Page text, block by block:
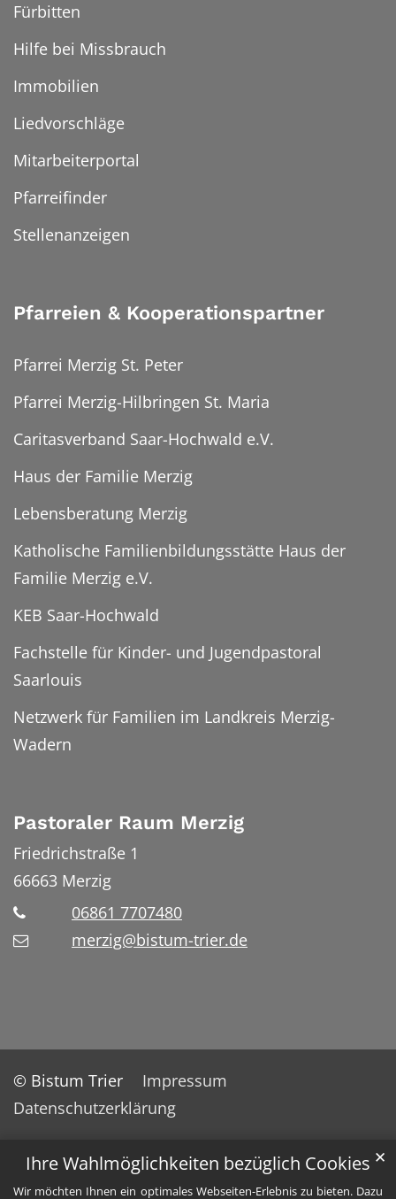
Ihre Wahlmöglichkeiten bezüglich Cookies
Wir möchten Ihnen ein optimales Webseiten-Erlebnis zu bieten. Dazu
✕
Fürbitten
Hilfe bei Missbrauch
Immobilien
Liedvorschläge
Mitarbeiterportal
Pfarreifinder
Stellenanzeigen
Pfarreien & Kooperationspartner
Pfarrei Merzig St. Peter
Pfarrei Merzig-Hilbringen St. Maria
Caritasverband Saar-Hochwald e.V.
Haus der Familie Merzig
Lebensberatung Merzig
Katholische Familienbildungsstätte Haus der
Familie Merzig e.V.
KEB Saar-Hochwald
Fachstelle für Kinder- und Jugendpastoral
Saarlouis
Netzwerk für Familien im Landkreis Merzig-
Wadern
Pastoraler Raum Merzig
Friedrichstraße 1
66663 Merzig
06861 7707480
merzig@bistum-trier.de
© Bistum Trier
Impressum
Datenschutzerklärung